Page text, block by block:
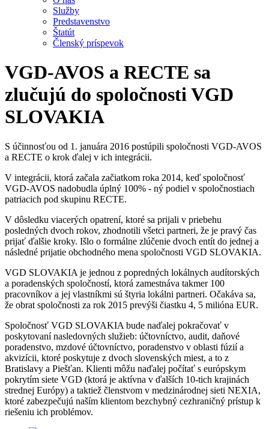
Služby
Predstavenstvo
Štatút
Členský príspevok
VGD-AVOS a RECTE sa
zlučujú do spoločnosti VGD
SLOVAKIA
S účinnosťou od 1. januára 2016 postúpili spoločnosti VGD-AVOS
a RECTE o krok ďalej v ich integrácii.
V integrácii, ktorá začala začiatkom roka 2014, keď spoločnosť
VGD-AVOS nadobudla úplný 100% - ný podiel v spoločnostiach
patriacich pod skupinu RECTE.
V dôsledku viacerých opatrení, ktoré sa prijali v priebehu
posledných dvoch rokov, zhodnotili všetci partneri, že je pravý čas
prijať ďalšie kroky. Išlo o formálne zlúčenie dvoch entít do jednej a
následné prijatie obchodného mena spoločnosti VGD SLOVAKIA.
VGD SLOVAKIA je jednou z popredných lokálnych audítorských
a poradenských spoločností, ktorá zamestnáva takmer 100
pracovníkov a jej vlastníkmi sú štyria lokálni partneri. Očakáva sa,
že obrat spoločnosti za rok 2015 prevýši čiastku 4, 5 milióna EUR.
Spoločnosť VGD SLOVAKIA bude naďalej pokračovať v
poskytovaní nasledovných služieb: účtovníctvo, audit, daňové
poradenstvo, mzdové účtovníctvo, poradenstvo v oblasti fúzií a
akvizícii, ktoré poskytuje z dvoch slovenských miest, a to z
Bratislavy a Piešťan. Klienti môžu naďalej počítať s európskym
pokrytím siete VGD (ktorá je aktívna v ďalších 10-tich krajinách
strednej Európy) a taktiež členstvom v medzinárodnej sieti NEXIA,
ktoré zabezpečujú naším klientom bezchybný cezhraničný prístup k
riešeniu ich problémov.